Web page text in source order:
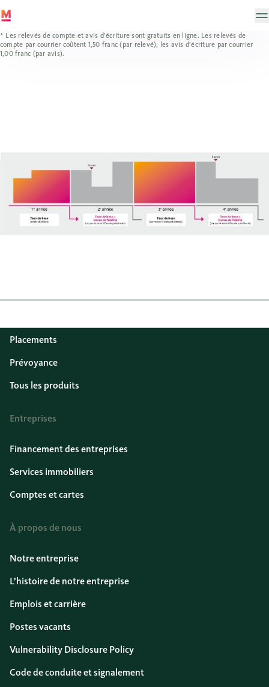
* Les relevés de compte et avis d’écriture sont gratuits en ligne. Les relevés de
compte par courrier coûtent 1,50 franc (par relevé), les avis d’écriture par courrier
1,00 franc (par avis).
Placements
Prévoyance
Tous les produits
Entreprises
Financement des entreprises
Services immobiliers
Comptes et cartes
À propos de nous
Notre entreprise
L’histoire de notre entreprise
Emplois et carrière
Postes vacants
Vulnerability Disclosure Policy
Code de conduite et signalement